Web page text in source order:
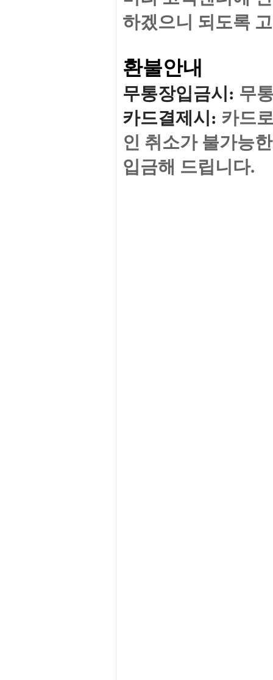
하겠으니 되도록
환불안내
무통장입금시 : 무
카드결제시 : 카드
인 취소가 불가능
입금해 드립니다.